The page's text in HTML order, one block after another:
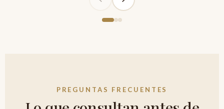
PREGUNTAS FRECUENTES